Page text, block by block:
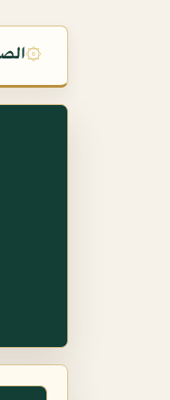
۞